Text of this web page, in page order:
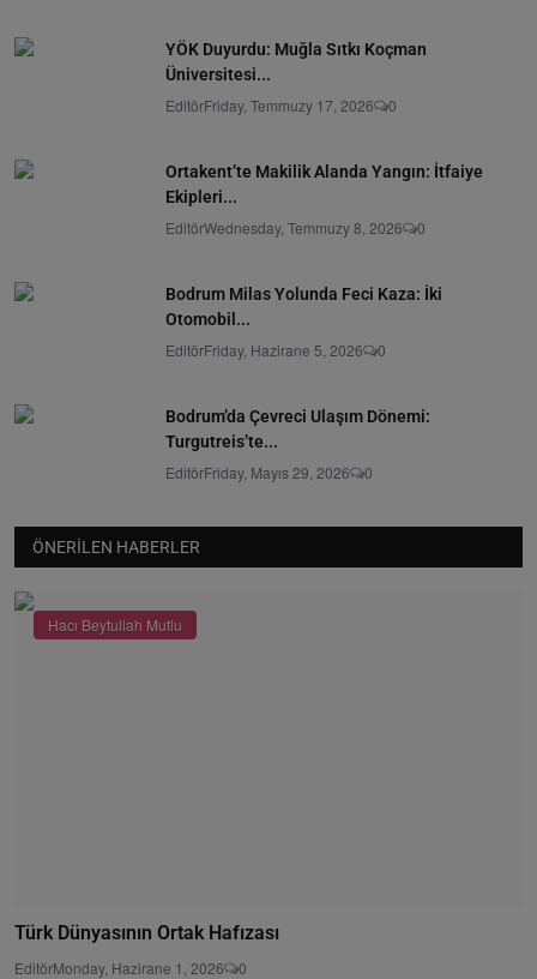
YÖK Duyurdu: Muğla Sıtkı Koçman
Üniversitesi...
EditörFriday, Temmuzy 17, 2026 0
Ortakent’te Makilik Alanda Yangın: İtfaiye
Ekipleri...
EditörWednesday, Temmuzy 8, 2026 0
Bodrum Milas Yolunda Feci Kaza: İki
Otomobil...
EditörFriday, Hazirane 5, 2026 0
Bodrum’da Çevreci Ulaşım Dönemi:
Turgutreis’te...
EditörFriday, Mayıs 29, 2026 0
ÖNERILEN HABERLER
Hacı Beytullah Mutlu
Türk Dünyasının Ortak Hafızası
EditörMonday, Hazirane 1, 2026 0